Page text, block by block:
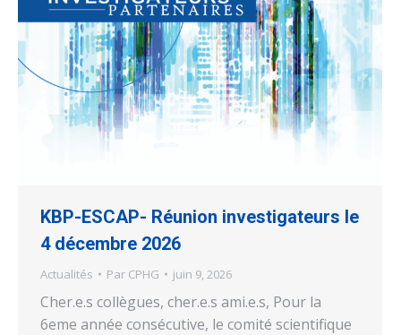
KBP-ESCAP- Réunion investigateurs le
4 décembre 2026
Actualités Par CPHG juin 9, 2026
Cher.e.s collègues, cher.e.s ami.e.s, Pour la
6eme année consécutive, le comité scientifique